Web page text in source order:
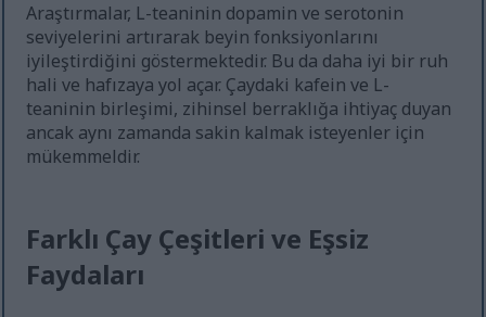
Araştırmalar, L-teaninin dopamin ve serotonin
seviyelerini artırarak beyin fonksiyonlarını
iyileştirdiğini göstermektedir. Bu da daha iyi bir ruh
hali ve hafızaya yol açar. Çaydaki kafein ve L-
teaninin birleşimi, zihinsel berraklığa ihtiyaç duyan
ancak aynı zamanda sakin kalmak isteyenler için
mükemmeldir.
Farklı Çay Çeşitleri ve Eşsiz
Faydaları